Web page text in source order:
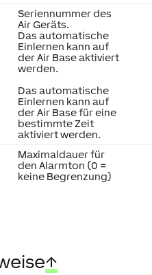
Seriennummer des
Air Geräts.
Das automatische
Einlernen kann auf
der Air Base aktiviert
werden.
Das automatische
Einlernen kann auf
der Air Base für eine
bestimmte Zeit
aktiviert werden.
Maximaldauer für
den Alarmton (0 =
keine Begrenzung)
↑